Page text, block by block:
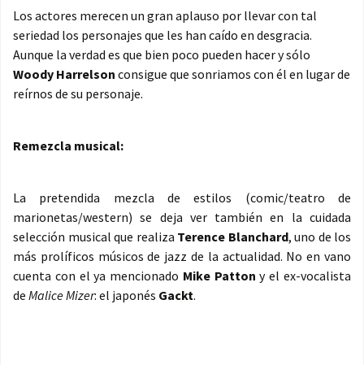
Los actores merecen un gran aplauso por llevar con tal
seriedad los personajes que les han caído en desgracia.
Aunque la verdad es que bien poco pueden hacer y sólo
Woody Harrelson consigue que sonriamos con él en lugar de
reírnos de su personaje.
Remezcla musical:
La pretendida mezcla de estilos (comic/teatro de
marionetas/western) se deja ver también en la cuidada
selección musical que realiza Terence Blanchard, uno de los
más prolíficos músicos de jazz de la actualidad. No en vano
cuenta con el ya mencionado Mike Patton y el ex-vocalista
de Malice Mizer: el japonés Gackt.